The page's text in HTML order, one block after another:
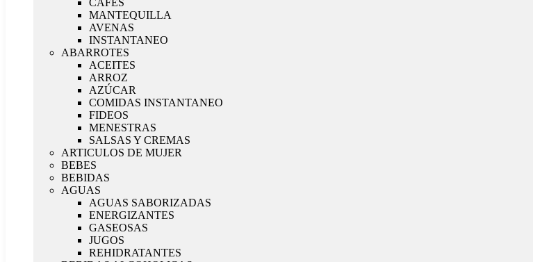
MANTEQUILLA
AVENAS
INSTANTANEO
ABARROTES
ACEITES
ARROZ
AZÚCAR
COMIDAS INSTANTANEO
FIDEOS
MENESTRAS
SALSAS Y CREMAS
ARTICULOS DE MUJER
BEBES
BEBIDAS
AGUAS
AGUAS SABORIZADAS
ENERGIZANTES
GASEOSAS
JUGOS
REHIDRATANTES